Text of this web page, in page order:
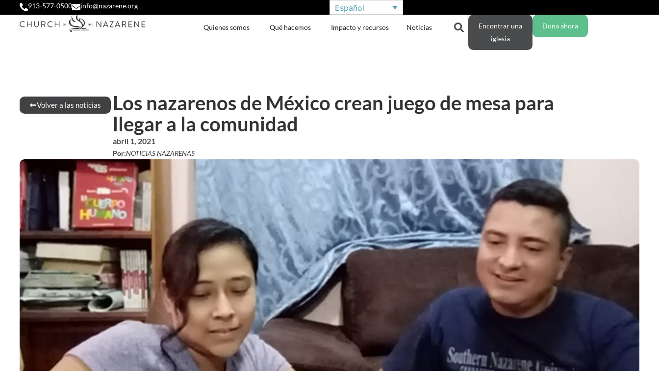
913-577-0500 info@nazarene.org Español
Quienes somos Qué hacemos Impacto y recursos Noticias
Encontrar una
iglesia
Dona ahora
Volver a las noticias
Los nazarenos de México crean juego de mesa para
llegar a la comunidad
abril 1, 2021
Por:NOTICIAS NAZARENAS